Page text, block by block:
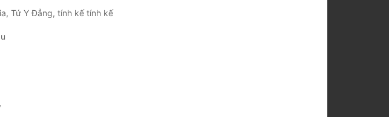
Tứ Y Đẳng, tính kế tính kế